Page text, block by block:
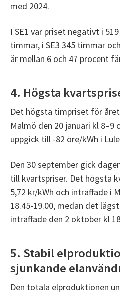
med 2024.
I SE1 var priset negativt i
timmar, i SE3 345 timmar
är mellan 6 och 47 procent
4. Högsta
Det högsta timpriset för
Malmö den 20 januari kl
uppgick till -82 öre/kWh i
Den 30 september gick
till kvartspriser. Det högsta
5,72 kr/kWh och inträffade i
18.45-19.00, medan det
inträffade den 2 oktober kl
5. Stabil
sjunkande
Den totala elproduktionen